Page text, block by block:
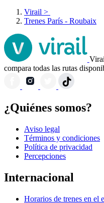
Virail >
Trenes París - Roubaix
compara todas las rutas
¿Quiénes somos?
Aviso legal
Términos y condiciones
Política de privacidad
Percepciones
Internacional
Horarios de trenes en el